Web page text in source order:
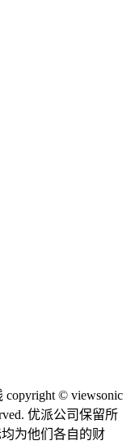
copyright © viewsonic
优派公司保留所
为他们各自的财